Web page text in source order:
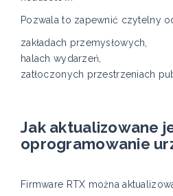
Pozwala to zapewnić czytelny
zakładach przemysłowych,
halach wydarzeń,
zatłoczonych przestrzeniach
Jak aktualizowane
oprogramowanie
Firmware RTX można